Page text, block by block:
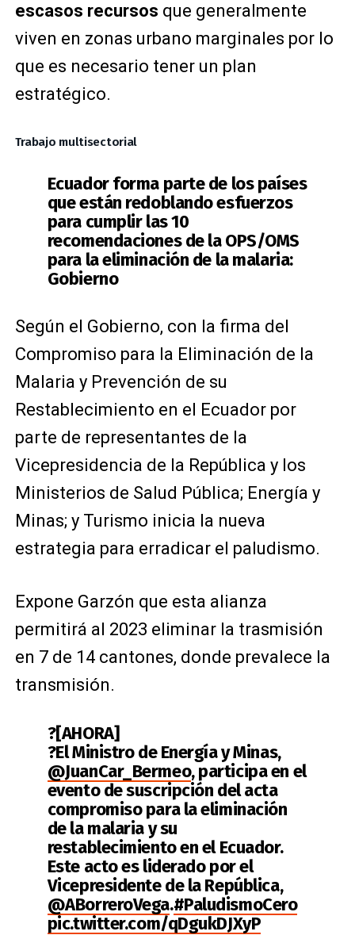
escasos recursos que generalmente
viven en zonas urbano marginales por lo
que es necesario tener un plan
estratégico.
Trabajo multisectorial
Ecuador forma parte de los países
que están redoblando esfuerzos
para cumplir las 10
recomendaciones de la OPS/OMS
para la eliminación de la malaria:
Gobierno
Según el Gobierno, con la firma del
Compromiso para la Eliminación de la
Malaria y Prevención de su
Restablecimiento en el Ecuador por
parte de representantes de la
Vicepresidencia de la República y los
Ministerios de Salud Pública; Energía y
Minas; y Turismo inicia la nueva
estrategia para erradicar el paludismo.
Expone Garzón que esta alianza
permitirá al 2023 eliminar la trasmisión
en 7 de 14 cantones, donde prevalece la
transmisión.
?[AHORA]
?El Ministro de Energía y Minas,
@JuanCar_Bermeo, participa en el
evento de suscripción del acta
compromiso para la eliminación
de la malaria y su
restablecimiento en el Ecuador.
Este acto es liderado por el
Vicepresidente de la República,
@ABorreroVega.#PaludismoCero
pic.twitter.com/qDgukDJXyP